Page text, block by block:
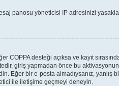
panosu yöneticisi IP adresinizi
desteği açıksa ve kayıt
giriş yapmadan önce bu
Eğer bir e-posta almadıysanız,
ile iletişime geçmeyi deneyin.